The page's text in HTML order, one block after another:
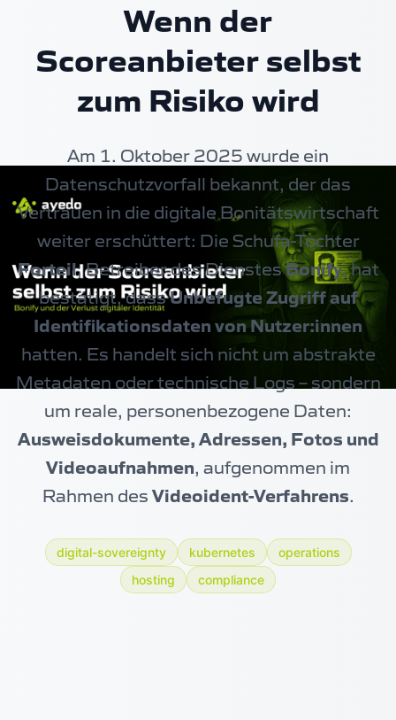
Wenn der
Scoreanbieter selbst
zum Risiko wird
Am 1. Oktober 2025 wurde ein
Datenschutzvorfall bekannt, der das
Vertrauen in die digitale Bonitätswirtschaft
weiter erschüttert: Die Schufa-Tochter
Forteil, Betreiber des DienstesBonify, hat
bestätigt, dassUnbefugte Zugriff auf
Identifikationsdaten von Nutzer:innen
hatten. Es handelt sich nicht um abstrakte
Metadaten oder technische Logs – sondern
um reale, personenbezogene Daten:
Ausweisdokumente, Adressen, Fotos und
Videoaufnahmen, aufgenommen im
Rahmen des Videoident-Verfahrens.
digital-sovereignty kubernetes
operations
hosting
compliance